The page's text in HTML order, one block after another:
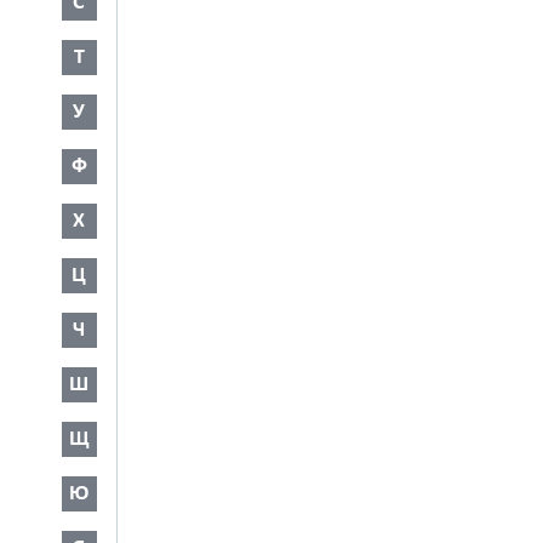
Т
У
Ф
Х
Ц
Ч
Ш
Щ
Ю